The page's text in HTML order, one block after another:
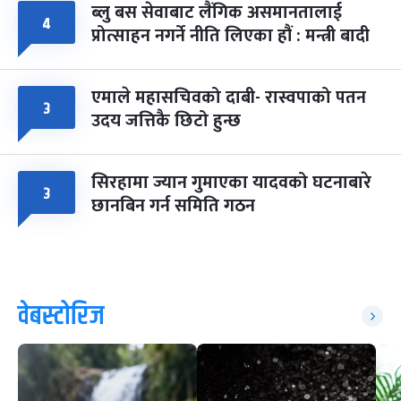
४ ब्लु बस सेवाबाट लैंगिक असमानतालाई
प्रोत्साहन नगर्ने नीति लिएका हौं : मन्त्री बादी
३ एमाले महासचिवको दाबी- रास्वपाको पतन
उदय जत्तिकै छिटो हुन्छ
३ सिरहामा ज्यान गुमाएका यादवको घटनाबारे
छानबिन गर्न समिति गठन
वेबस्टोरिज